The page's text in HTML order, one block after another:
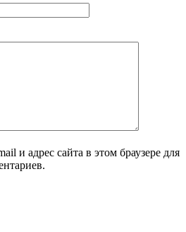
и адрес сайта в этом браузере для